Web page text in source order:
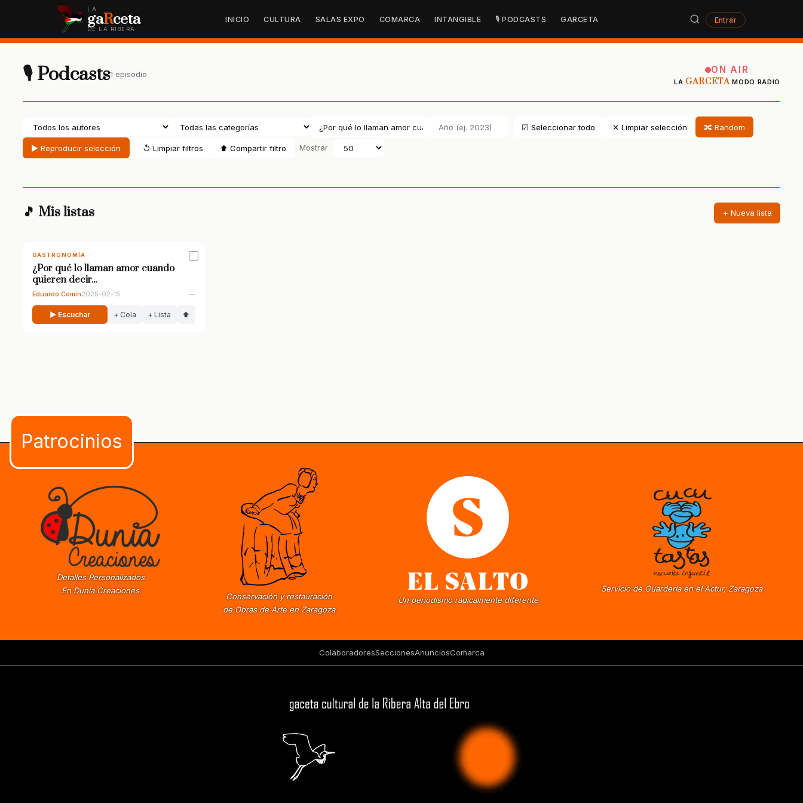
LA
gaRceta
DE LA RIBERA
INICIO CULTURA SALAS EXPO COMARCA INTANGIBLE 🎙 PODCASTS GARCETA Entrar
🎙 Podcasts1 episodio ON AIR
LA GARCETAMODO RADIO
☑ Seleccionar todo ✕ Limpiar selección 🔀 Random
▶ Reproducir selección ↺ Limpiar filtros ⬆ Compartir filtro Mostrar
🎵 Mis listas + Nueva lista
GASTRONOMÍA
¿Por qué lo llaman amor cuando
quieren decir...
Eduardo Comín2025-02-15 —
▶ Escuchar + Cola + Lista ⬆
Detalles Personalizados
En Dunia Creaciones
Conservación y restauración
de Obras de Arte en Zaragoza
Un periodismo radicalmente diferente
Servicio de Guardería en el Actur, Zaragoza
ColaboradoresSeccionesAnunciosComarca